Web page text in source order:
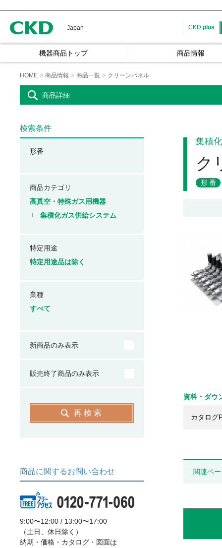
Japan CKD plus
機器商品トップ 商品情報
HOME 商品情報 商品一覧 クリーンパネル
商品詳細
集積
ク
形番
資料・ダウ
カタログ
関連ペ
検索条件
形番
商品カテゴリ
高真空・特殊ガス用機器
集積化ガス供給システム
特定用途
特定用途品は除く
業種
すべて
新商品のみ表示
販売終了商品のみ表示
再検索
商品に関するお問い合わせ
9:00〜12:00 / 13:00〜17:00
（土日、休日除く）
納期・価格・カタログ・図面は